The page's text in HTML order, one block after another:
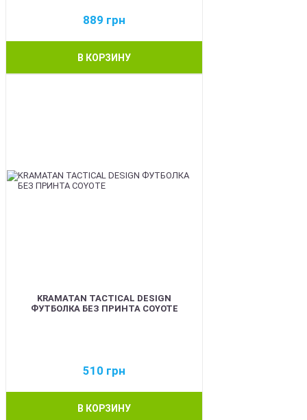
889 грн
В КОРЗИНУ
KRAMATAN TACTICAL DESIGN
ФУТБОЛКА БЕЗ ПРИНТА COYOTE
510 грн
В КОРЗИНУ